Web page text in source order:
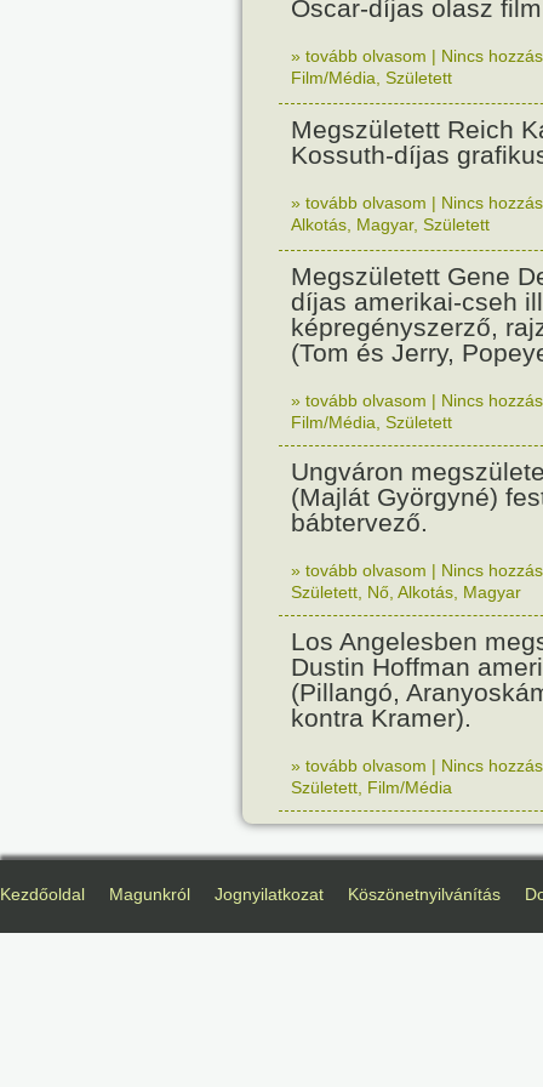
Oscar-díjas olasz
» tovább olvasom | Nincs
Film/Média Született
Megszületett Reich
Kossuth-díjas
» tovább olvasom | Nincs
Alkotás Magyar, Született
Megszületett Gene
díjas amerikai-cseh
képregényszerző,
(Tom és Jerry,
» tovább olvasom | Nincs
Film/Média Született
Ungváron
(Majlát Györgyné)
bábtervező.
» tovább olvasom | Nincs
Született Nő Alkotás Magyar
Los Angelesben
Dustin Hoffman
(Pillangó,
kontra Kramer).
» tovább olvasom | Nincs
Született Film/Média
Kezdőoldal Magunkról Jognyilatkozat Köszönetnyilvánítás